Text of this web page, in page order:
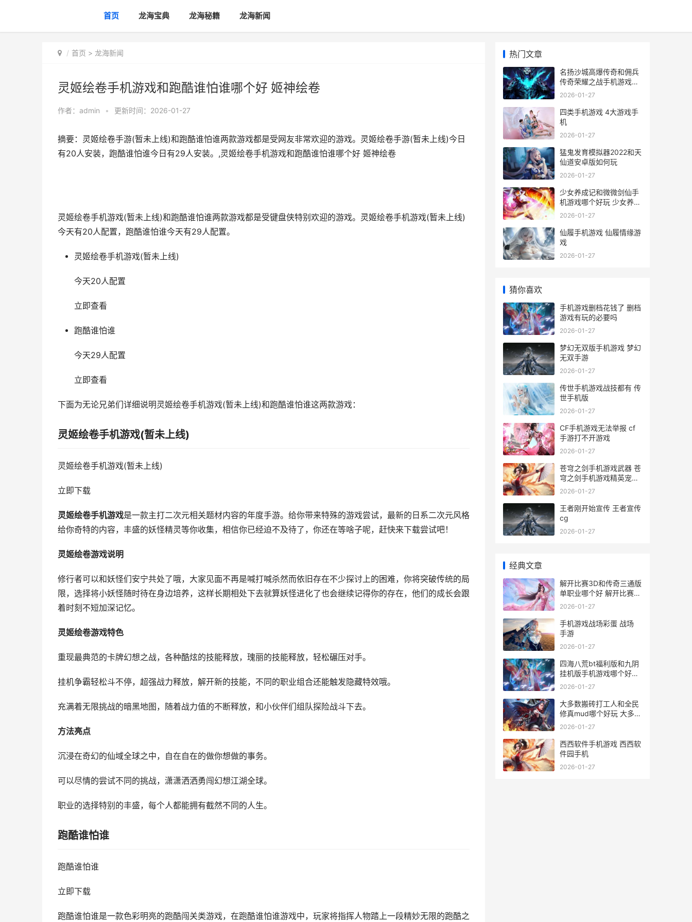
首页 龙海宝典 龙海秘籍 龙海新闻
首页 > 龙海新闻
灵姬绘卷手机游戏和跑酷谁怕谁哪个好 姬神绘卷
作者： admin • 更新时间：2026-01-27
摘要：灵姬绘卷手游(暂未上线)和跑酷谁怕谁两款游戏都是受网友非常欢迎的游戏。灵姬绘卷手游(暂未上线)今日
有20人安装，跑酷谁怕谁今日有29人安装。,灵姬绘卷手机游戏和跑酷谁怕谁哪个好 姬神绘卷
灵姬绘卷手机游戏(暂未上线)和跑酷谁怕谁两款游戏都是受键盘侠特别欢迎的游戏。灵姬绘卷手机游戏(暂未上线)
今天有20人配置，跑酷谁怕谁今天有29人配置。
灵姬绘卷手机游戏(暂未上线)
今天20人配置
立即查看
跑酷谁怕谁
今天29人配置
立即查看
下面为无论兄弟们详细说明灵姬绘卷手机游戏(暂未上线)和跑酷谁怕谁这两款游戏：
灵姬绘卷手机游戏(暂未上线)
灵姬绘卷手机游戏(暂未上线)
立即下载
灵姬绘卷手机游戏是一款主打二次元相关题材内容的年度手游。给你带来特殊的游戏尝试，最新的日系二次元风格
给你奇特的内容，丰盛的妖怪精灵等你收集，相信你已经迫不及待了，你还在等啥子呢，赶快来下载尝试吧！
灵姬绘卷游戏说明
修行者可以和妖怪们安宁共处了哦，大家见面不再是喊打喊杀然而依旧存在不少探讨上的困难，你将突破传统的局
限，选择将小妖怪随时待在身边培养，这样长期相处下去就算妖怪进化了也会继续记得你的存在，他们的成长会跟
着时刻不短加深记忆。
灵姬绘卷游戏特色
重现最典范的卡牌幻想之战，各种酷炫的技能释放，瑰丽的技能释放，轻松碾压对手。
挂机争霸轻松斗不停，超强战力释放，解开新的技能，不同的职业组合还能触发隐藏特效哦。
充满着无限挑战的暗黑地图，随着战力值的不断释放，和小伙伴们组队探险战斗下去。
方法亮点
沉浸在奇幻的仙域全球之中，自在自在的做你想做的事务。
可以尽情的尝试不同的挑战，潇潇洒洒勇闯幻想江湖全球。
职业的选择特别的丰盛，每个人都能拥有截然不同的人生。
跑酷谁怕谁
跑酷谁怕谁
立即下载
跑酷谁怕谁是一款色彩明亮的跑酷闯关类游戏，在跑酷谁怕谁游戏中，玩家将指挥人物踏上一段精妙无限的跑酷之
热门文章
名扬沙城高爆传奇和佣兵
传奇荣耀之战手机游戏哪
个好 名扬沙城有多少版本
2026-01-27
四类手机游戏 4大游戏手
机
2026-01-27
猛鬼发育模拟器2022和天
仙道安卓版如何玩
2026-01-27
少女养成记和微微剑仙手
机游戏哪个好玩 少女养成
记无限金币版
2026-01-27
仙履手机游戏 仙履情缘游
戏
2026-01-27
猜你喜欢
手机游戏删档花钱了 删档
游戏有玩的必要吗
2026-01-27
梦幻无双版手机游戏 梦幻
无双手游
2026-01-27
传世手机游戏战技都有 传
世手机版
2026-01-27
CF手机游戏无法举报 cf
手游打不开游戏
2026-01-27
苍穹之剑手机游戏武器 苍
穹之剑手机游戏精英宠物
攻略
2026-01-27
王者刚开始宣传 王者宣传
cg
2026-01-27
经典文章
解开比赛3D和传奇三通版
单职业哪个好 解开比赛
3d和传奇哪个好
2026-01-27
手机游戏战场彩蛋 战场
手游
2026-01-27
四海八荒bt福利版和九阴
挂机版手机游戏哪个好玩
四海八荒下载
2026-01-27
大多数搬砖打工人和全民
修真mud哪个好玩 大多数
搬砖打工怎么赚钱
2026-01-27
西西软件手机游戏 西西软
件园手机
2026-01-27